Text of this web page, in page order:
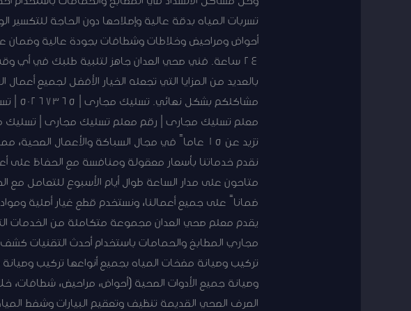
تسربات المياه بدقة عالية وإصلاحها دون الحاجة للتكسير
أحواض ومراحيض وخلاطات وشطافات بجودة عالية وضمان
بالعديد من المزايا التي تجعله الخيار الأفضل لجميع
معلم تسليك مجارى | رقم معلم تسليك مجارى | تسليك
تزيد عن 15 عاماً في مجال السباكة والأعمال
متاحون على مدار الساعة طوال أيام الأسبوع للتعامل
ضماناً على جميع أعمالنا، ونستخدم قطع غيار أصلية
يقدم معلم صحي العدان مجموعة متكاملة من الخدمات
مجاري المطابخ والحمامات باستخدام أحدث التقنيات كشف
تركيب وصيانة مضخات المياه بجميع أنواعها تركيب
وصيانة جميع الأدوات الصحية (أحواض، مراحيض، شطافات،
الصرف الصحي القديمة تنظيف وتعقيم البيارات وشفط